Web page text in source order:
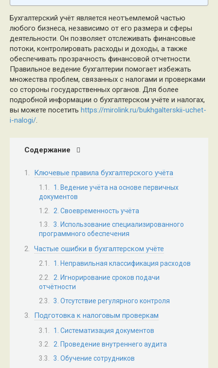
Бухгалтерский учёт является неотъемлемой частью
любого бизнеса, независимо от его размера и сферы
деятельности. Он позволяет отслеживать финансовые
потоки, контролировать расходы и доходы, а также
обеспечивать прозрачность финансовой отчетности.
Правильное ведение бухгалтерии помогает избежать
множества проблем, связанных с налогами и проверками
со стороны государственных органов. Для более
подробной информации о бухгалтерском учёте и налогах,
вы можете посетить https://mirolink.ru/bukhgalterskii-uchet-
i-nalogi/.
Содержание
Ключевые правила бухгалтерского учёта
1. Ведение учёта на основе первичных
документов
2. Своевременность учёта
3. Использование специализированного
программного обеспечения
Частые ошибки в бухгалтерском учёте
1. Неправильная классификация расходов
2. Игнорирование сроков подачи
отчётности
3. Отсутствие регулярного контроля
Подготовка к налоговым проверкам
1. Систематизация документов
2. Проведение внутреннего аудита
3. Обучение сотрудников